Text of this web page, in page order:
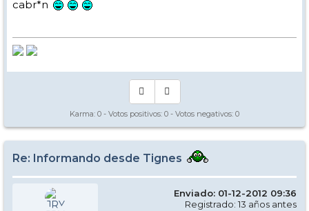
cabr*n
Karma: 0 - Votos positivos: 0 - Votos negativos: 0
Re: Informando desde Tignes
Enviado: 01-12-2012 09:36
Registrado: 13 años antes